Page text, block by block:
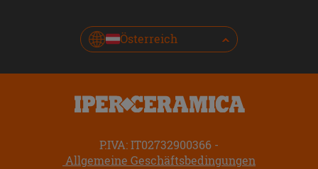
Österreich
P.IVA: IT02732900366
Allgemeine Geschäftsbedingungen